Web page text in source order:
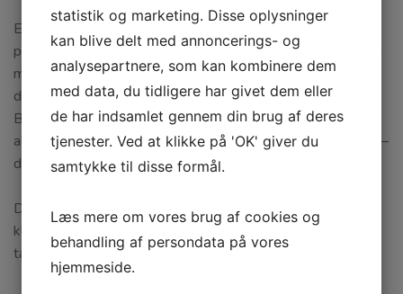
En manglende tand kan ofte erstattes med en
porcelænsbro. Når man fremstiller en porcelænsbro, bruger
man de to nabotænder som ”bropiller”. Disse slibes til og
der tages et aftryk, som bruges til at fremstille broen efter.
Broen er fastsiddende og fungerer som – og ligner –
almindelige tænder. En bro kan også erstatte flere tænder –
dette kræver blot flere ”bropiller”.
Der er ofte mange muligheder og en behandlingsplan kan
klarlægge de muligheder, der måtte være i forhold til dit
tandsæt.
statistik og marketing. Disse oplysninger
kan blive delt med annoncerings- og
analysepartnere, som kan kombinere dem
med data, du tidligere har givet dem eller
de har indsamlet gennem din brug af deres
tjenester. Ved at klikke på 'OK' giver du
samtykke til disse formål.
Læs mere om vores brug af cookies og
behandling af persondata på vores
hjemmeside.